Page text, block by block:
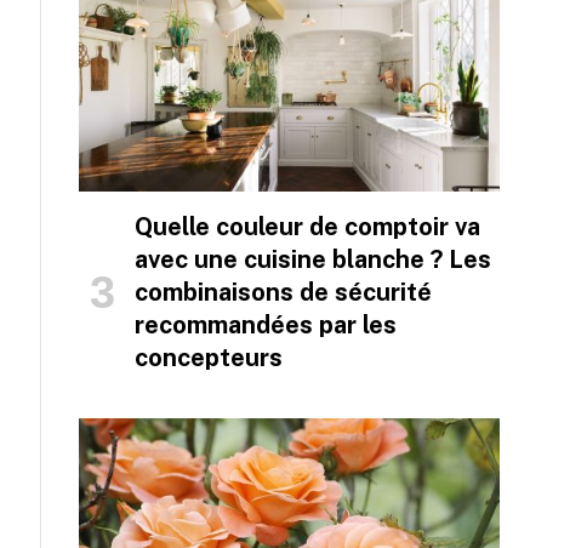
Quelle couleur de comptoir va
avec une cuisine blanche ? Les
combinaisons de sécurité
recommandées par les
concepteurs